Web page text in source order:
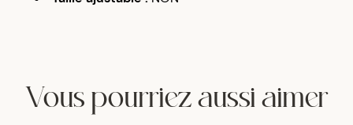
Vous pourriez aussi aimer